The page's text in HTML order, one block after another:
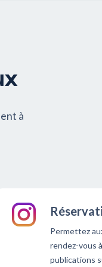
à
Permettez
rendez-vous
publications